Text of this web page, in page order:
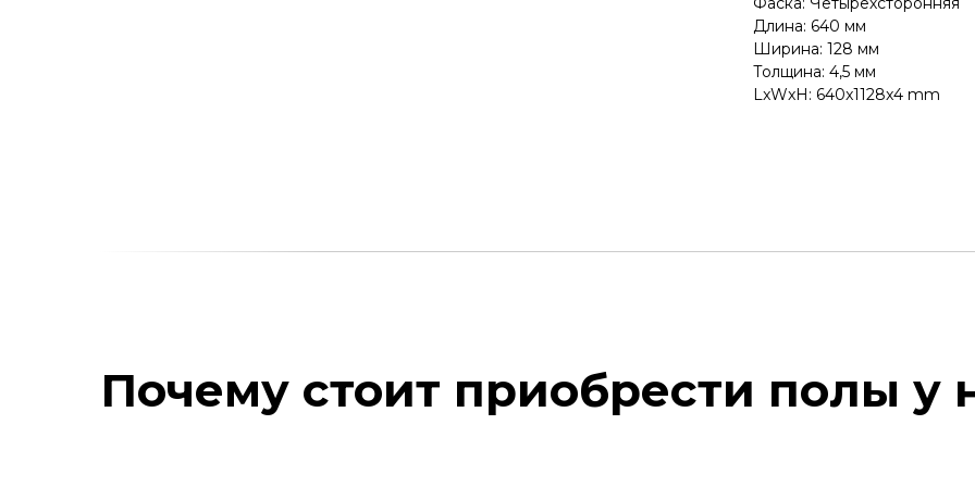
Длина: 640 мм
Ширина: 128 мм
Толщина: 4,5 мм
LxWxH: 640x1128x4 mm
Почему стоит приобрести полы у